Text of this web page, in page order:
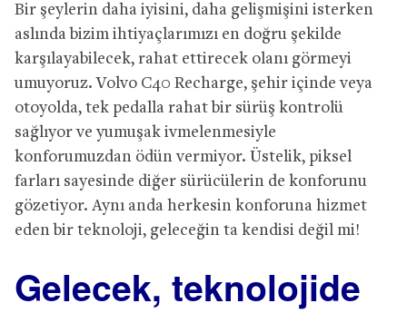
Bir şeylerin daha iyisini, daha gelişmişini isterken
aslında bizim ihtiyaçlarımızı en doğru şekilde
karşılayabilecek, rahat ettirecek olanı görmeyi
umuyoruz. Volvo C40 Recharge, şehir içinde veya
otoyolda, tek pedalla rahat bir sürüş kontrolü
sağlıyor ve yumuşak ivmelenmesiyle
konforumuzdan ödün vermiyor. Üstelik, piksel
farları sayesinde diğer sürücülerin de konforunu
gözetiyor. Aynı anda herkesin konforuna hizmet
eden bir teknoloji, geleceğin ta kendisi değil mi!
Gelecek, teknolojide